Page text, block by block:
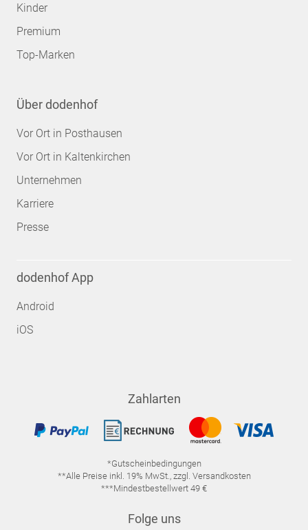
Kinder
Premium
Top-Marken
Über dodenhof
Vor Ort in Posthausen
Vor Ort in Kaltenkirchen
Unternehmen
Karriere
Presse
dodenhof App
Android
iOS
Zahlarten
*Gutscheinbedingungen
**Alle Preise inkl. 19% MwSt., zzgl. Versandkosten
***Mindestbestellwert 49 €
Folge uns